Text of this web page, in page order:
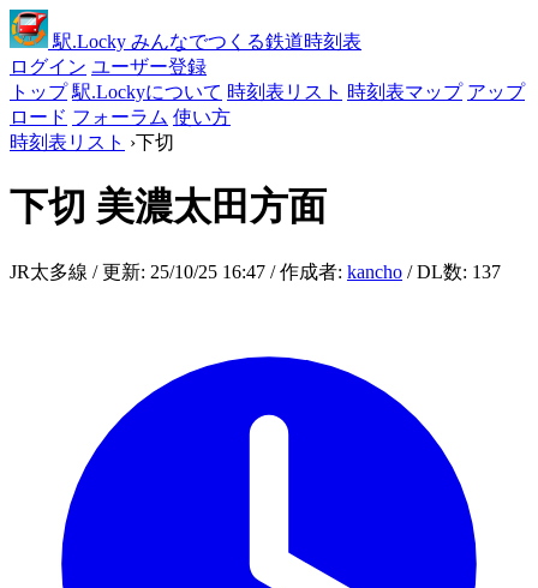
駅.Locky みんなでつくる鉄道時刻表
ログイン ユーザー登録
トップ 駅.Lockyについて 時刻表リスト 時刻表マップ アップ
ロード フォーラム 使い方
時刻表リスト ›下切
下切 美濃太田方面
JR太多線 / 更新: 25/10/25 16:47 / 作成者: kancho / DL数: 137